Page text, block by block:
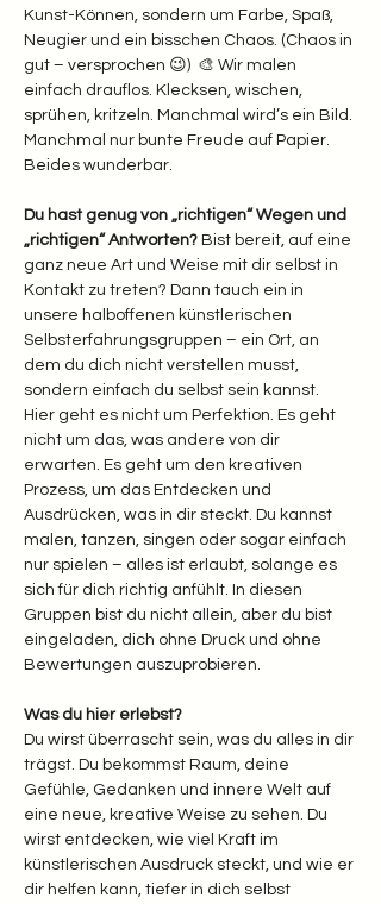
Kunst-Können, sondern um Farbe, Spaß,
Neugier und ein bisschen Chaos. (Chaos in
gut – versprochen 😉)  🎨 Wir malen
einfach drauflos. Klecksen, wischen,
sprühen, kritzeln. Manchmal wird’s ein Bild.
Manchmal nur bunte Freude auf Papier.
Beides wunderbar.
Du hast genug von „richtigen“ Wegen und
„richtigen“ Antworten? Bist bereit, auf eine
ganz neue Art und Weise mit dir selbst in
Kontakt zu treten? Dann tauch ein in
unsere halboffenen künstlerischen
Selbsterfahrungsgruppen – ein Ort, an
dem du dich nicht verstellen musst,
sondern einfach du selbst sein kannst.
Hier geht es nicht um Perfektion. Es geht
nicht um das, was andere von dir
erwarten. Es geht um den kreativen
Prozess, um das Entdecken und
Ausdrücken, was in dir steckt. Du kannst
malen, tanzen, singen oder sogar einfach
nur spielen – alles ist erlaubt, solange es
sich für dich richtig anfühlt. In diesen
Gruppen bist du nicht allein, aber du bist
eingeladen, dich ohne Druck und ohne
Bewertungen auszuprobieren.
Was du hier erlebst?
Du wirst überrascht sein, was du alles in dir
trägst. Du bekommst Raum, deine
Gefühle, Gedanken und innere Welt auf
eine neue, kreative Weise zu sehen. Du
wirst entdecken, wie viel Kraft im
künstlerischen Ausdruck steckt, und wie er
dir helfen kann, tiefer in dich selbst